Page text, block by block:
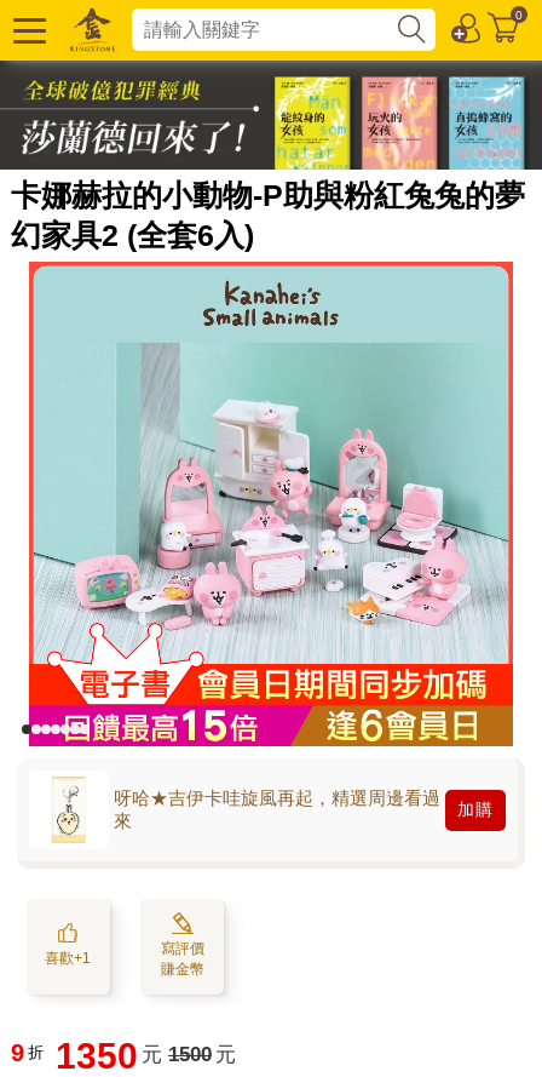
0
卡娜赫拉的小動物-P助與粉紅兔兔的夢
幻家具2 (全套6入)
呀哈★吉伊卡哇旋風再起，精選周邊看過
來
加購
喜歡+1
寫評價
賺金幣
9 折 1350 元 1500 元